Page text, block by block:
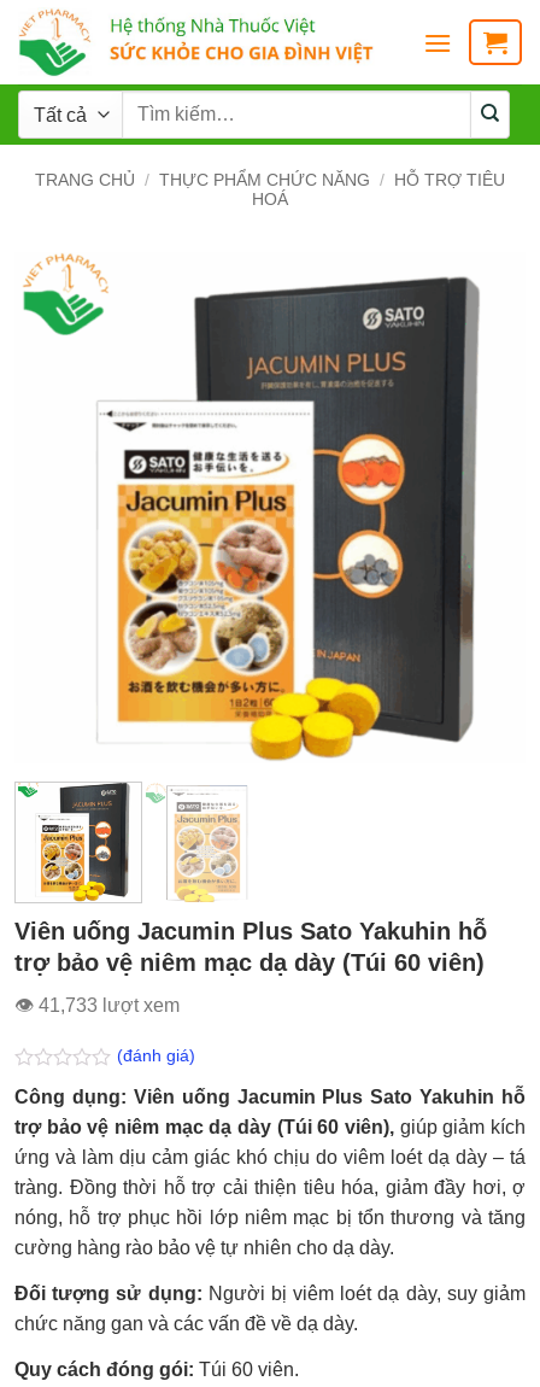
TRANG CHỦ / THỰC PHẨM CHỨC NĂNG / HỖ TRỢ TIÊU
HOÁ
Viên uống Jacumin Plus Sato Yakuhin hỗ
trợ bảo vệ niêm mạc dạ dày (Túi 60 viên)
👁 41,733 lượt xem
Được
xếp
hạng
0.0
5
sao
(đánh giá)
Công dụng: Viên uống Jacumin Plus Sato Yakuhin hỗ
trợ bảo vệ niêm mạc dạ dày (Túi 60 viên), giúp giảm kích
ứng và làm dịu cảm giác khó chịu do viêm loét dạ dày – tá
tràng. Đồng thời hỗ trợ cải thiện tiêu hóa, giảm đầy hơi, ợ
nóng, hỗ trợ phục hồi lớp niêm mạc bị tổn thương và tăng
cường hàng rào bảo vệ tự nhiên cho dạ dày.
Đối tượng sử dụng: Người bị viêm loét dạ dày, suy giảm
chức năng gan và các vấn đề về dạ dày.
Quy cách đóng gói: Túi 60 viên.